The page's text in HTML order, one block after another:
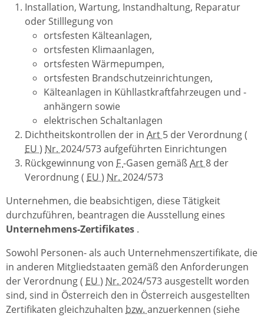
Installation, Wartung, Instandhaltung, Reparatur
oder Stilllegung von
ortsfesten Kälteanlagen,
ortsfesten Klimaanlagen,
ortsfesten Wärmepumpen,
ortsfesten Brandschutzeinrichtungen,
Kälteanlagen in Kühllastkraftfahrzeugen und -
anhängern sowie
elektrischen Schaltanlagen
Dichtheitskontrollen der in Art 5 der Verordnung (
EU ) Nr. 2024/573 aufgeführten Einrichtungen
Rückgewinnung von F-Gasen gemäßArt8 der
Verordnung ( EU ) Nr. 2024/573
Unternehmen, die beabsichtigen, diese Tätigkeit
durchzuführen, beantragen die Ausstellung eines
Unternehmens-Zertifikates .
Sowohl Personen- als auch Unternehmenszertifikate, die
in anderen Mitgliedstaaten gemäß den Anforderungen
der Verordnung ( EU ) Nr. 2024/573 ausgestellt worden
sind, sind in Österreich den in Österreich ausgestellten
Zertifikaten gleichzuhalten bzw. anzuerkennen (siehe